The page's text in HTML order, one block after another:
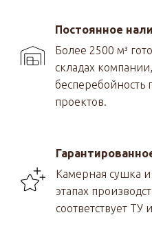
Постоянное
Более 2500 м³
складах
бесперебойность
проектов.
Камерная сушка и
этапах
соответствует ТУ